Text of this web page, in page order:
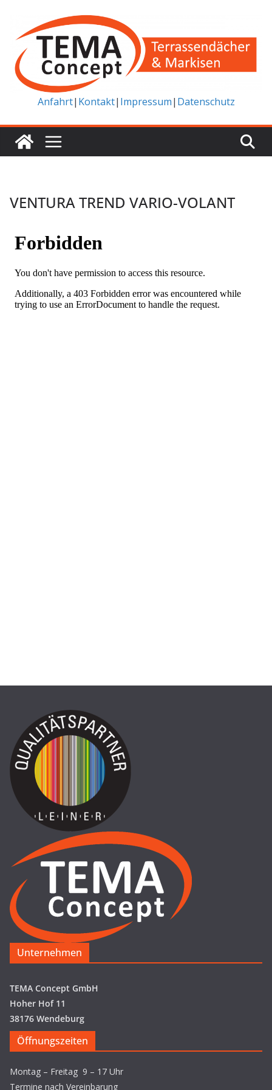
springen
Anfahrt| Kontakt| Impressum| Datenschutz
VENTURA TREND VARIO-VOLANT
Unternehmen
TEMA Concept GmbH
Hoher Hof 11
38176 Wendeburg
Öffnungszeiten
Montag – Freitag 9 – 17 Uhr
Termine nach Vereinbarung